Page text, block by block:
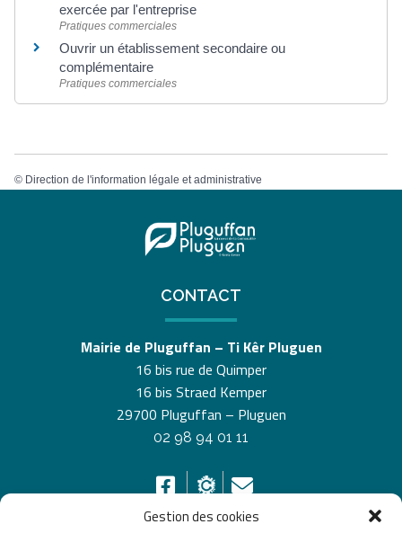
Gestion des cookies
exercée par l'entreprise
Pratiques commerciales
Ouvrir un établissement secondaire ou
complémentaire
Pratiques commerciales
© Direction de l'information légale et administrative
CONTACT
Mairie de Pluguffan – Ti Kêr Pluguen
16 bis rue de Quimper
16 bis Straed Kemper
29700 Pluguffan – Pluguen
02 98 94 01 11